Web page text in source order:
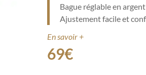
Bague réglable en
Ajustement facile et
En savoir +
69€